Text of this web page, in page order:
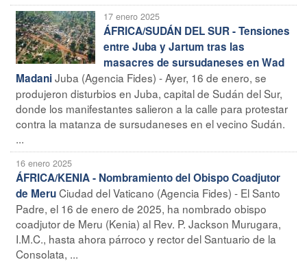
17 enero 2025
ÁFRICA/SUDÁN DEL SUR - Tensiones
entre Juba y Jartum tras las
masacres de sursudaneses en Wad
MadaniJuba (Agencia Fides) - Ayer, 16 de enero, se
produjeron disturbios en Juba, capital de Sudán del Sur,
donde los manifestantes salieron a la calle para protestar
contra la matanza de sursudaneses en el vecino Sudán.
...
16 enero 2025
ÁFRICA/KENIA - Nombramiento del Obispo Coadjutor
de MeruCiudad del Vaticano (Agencia Fides) - El Santo
Padre, el 16 de enero de 2025, ha nombrado obispo
coadjutor de Meru (Kenia) al Rev. P. Jackson Murugara,
I.M.C., hasta ahora párroco y rector del Santuario de la
Consolata, ...